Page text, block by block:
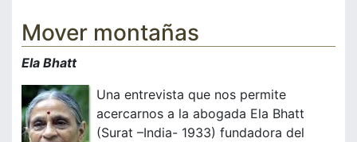
Mover montañas
Ela Bhatt
Una entrevista que nos permite
acercarnos a la abogada Ela Bhatt
(Surat –India- 1933) fundadora del